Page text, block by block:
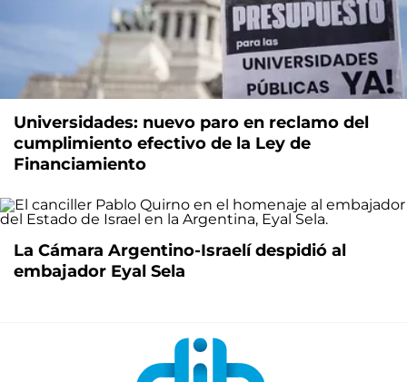
Universidades: nuevo paro en reclamo del
cumplimiento efectivo de la Ley de
Financiamiento
La Cámara Argentino-Israelí despidió al
embajador Eyal Sela